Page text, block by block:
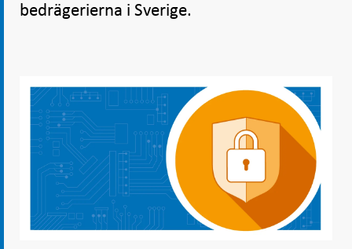
bedrägerierna i Sverige.